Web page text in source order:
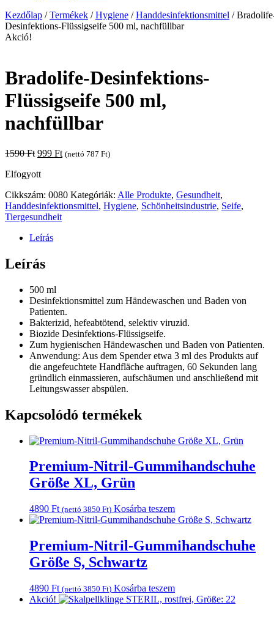
Kezdőlap /Termékek /Hygiene /Handdesinfektionsmittel /
Desinfektions-Flüssigseife 500 ml, nachfüllbar
Akció!
Bradolife-Desinfektions-
Flüssigseife 500 ml,
nachfüllbar
1590Ft Original
was:
999 FtCurrent
(nettó 787 Ft)
Elfogyott
Cikkszám: 0080 Kategóriák: Alle Produkte, Gesundheit,
Handdesinfektionsmittel, Hygiene, Schönheitsindustrie, Seife,
Tiergesundheit
Leírás
Leírás
500 ml
Desinfektionsmittel zum Händewaschen und Baden von
Patienten.
Bakterizid, hefeabtötend, selektiv viruzid.
Biozide Desinfektions-Flüssigseife.
Zum hygienischen Händewaschen und Baden von Patienten.
Anwendung: Aus dem Spender etwa 3 ml des Produkts auf
die angefeuchtete Handfläche auftragen, 60 Sekunden lang
gründlich einmassieren, aufschäumen und anschließend mit
Leitungswasser abspülen.
Kapcsolódó termékek
Premium-Nitril-Gummihandschuhe
Größe XL, Grün
4890 Ft (nettó 3850 Ft) Kosárba teszem
Premium-Nitril-Gummihandschuhe
Größe S, Schwartz
4890 Ft (nettó 3850 Ft) Kosárba teszem
Akció!